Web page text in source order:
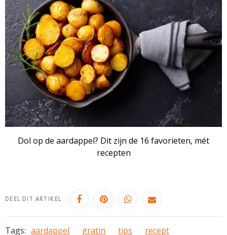
Dol op de aardappel? Dit zijn de 16 favorieten, mét
recepten
DEEL DIT ARTIKEL
Tags: aardappel gratin tips recept